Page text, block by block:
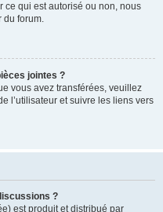
ce qui est autorisé ou non, nous
du forum.
jointes ?
vous avez transférées, veuillez
l’utilisateur et suivre les liens vers
?
est produit et distribué par